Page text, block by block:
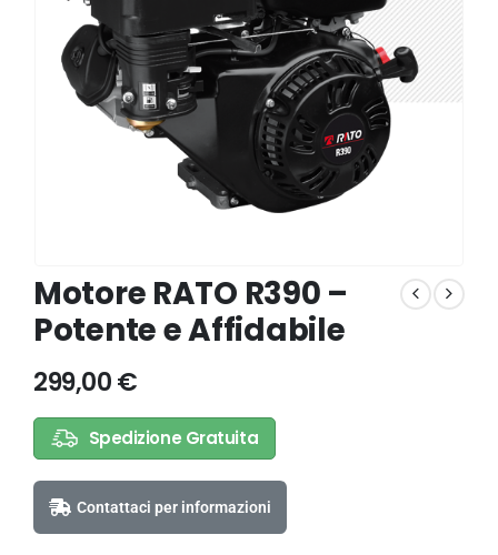
Motore RATO R390 –
Potente e Affidabile
299,00€
Spedizione Gratuita
Contattaci per informazioni